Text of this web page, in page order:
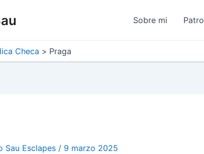
Sobre mi
Checa Praga
Sau Esclapes / 9 marzo 2025